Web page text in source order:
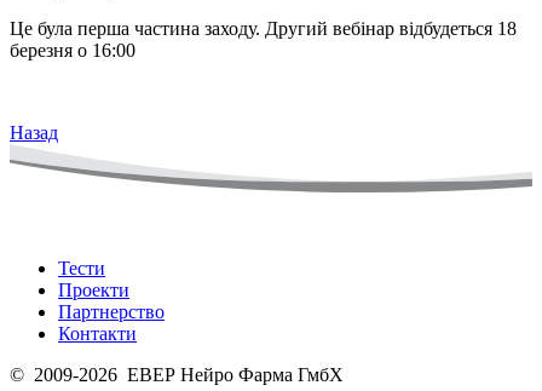
Це була перша частина заходу. Другий вебінар відбудеться 18
березня о 16:00
Назад
Тести
Проекти
Партнерство
Контакти
© 2009-2026 ЕВЕР Нейро Фарма ГмбХ